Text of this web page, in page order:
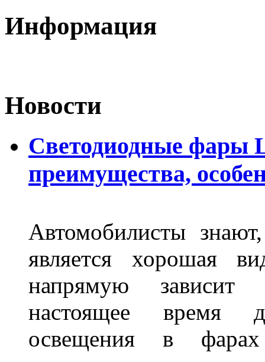
Информация
Новости
Светодиодные фары
преимущества,
Автомобилисты
является хорошая
напрямую зависит
настоящее время
освещения в